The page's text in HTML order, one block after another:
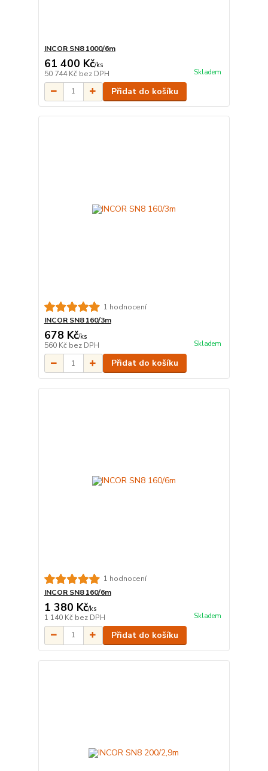
INCOR SN8 1000/6m
61 400 Kč/ks
50 744 Kč bez DPH Skladem
Přidat do košíku
1 hodnocení
INCOR SN8 160/3m
678 Kč/ks
560 Kč bez DPH Skladem
Přidat do košíku
1 hodnocení
INCOR SN8 160/6m
1 380 Kč/ks
1 140 Kč bez DPH Skladem
Přidat do košíku